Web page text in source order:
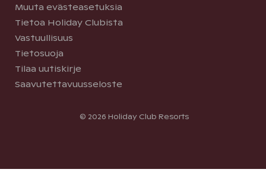
Muuta evästeasetuksia
Tietoa Holiday Clubista
Vastuullisuus
Tietosuoja
Tilaa uutiskirje
Saavutettavuusseloste
© 2026 Holiday Club Resorts